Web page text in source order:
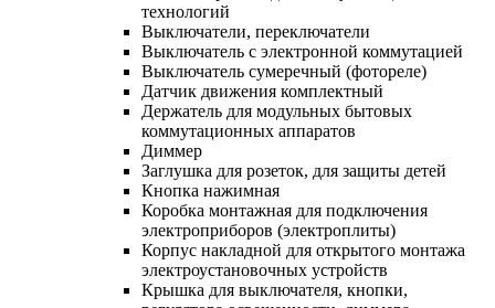
технологий
Выключатели, переключатели
Выключатель с электронной коммутацией
Выключатель сумеречный (фотореле)
Датчик движения комплектный
Держатель для модульных бытовых
коммутационных аппаратов
Диммер
Заглушка для розеток, для защиты детей
Кнопка нажимная
Коробка монтажная для подключения
электроприборов (электроплиты)
Корпус накладной для открытого монтажа
электроустановочных устройств
Крышка для выключателя, кнопки,